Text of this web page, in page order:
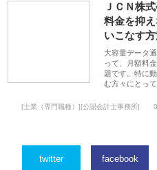
ＪＣＮ株
料金を抑
いこなす
大容量データ
って、月額料
題です。特に
む方々にとっ
[士業（専門職種）][公認会計士事務所]
twitter facebook